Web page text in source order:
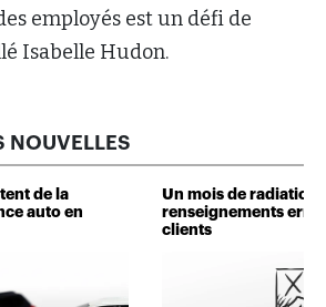
employés est un défi de
Isabelle Hudon.
NOUVELLES
de la
auto en
Un mois de radiation
renseignements
clients